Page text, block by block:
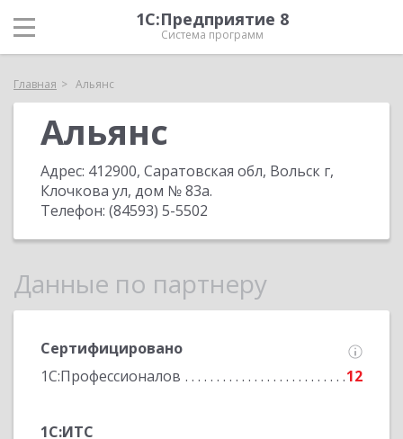
1С:Предприятие 8
Система программ
Главная Альянс
Альянс
Адрес: 412900, Саратовская обл, Вольск г,
Клочкова ул, дом № 83а.
Телефон: (84593) 5-5502
Данные по партнеру
Сертифицировано
1С:Профессионалов
12
1С:ИТС